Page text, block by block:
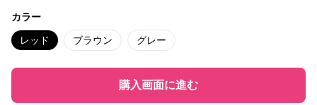
カラー
レッド ブラウン グレー
購入画面に進む